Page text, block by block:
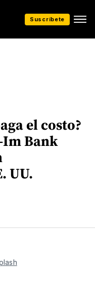
Suscríbete
el costo?
Im Bank
UU.